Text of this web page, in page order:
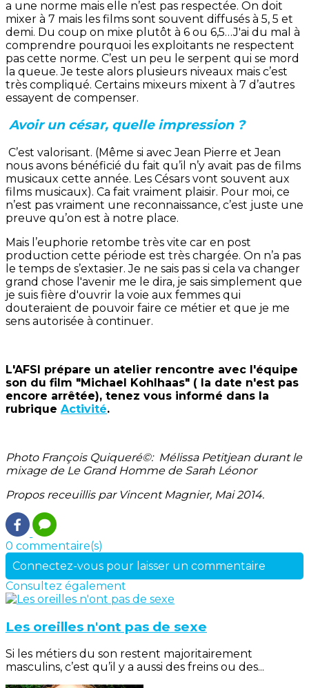
a une norme mais elle n’est pas respectée. On doit
mixer à 7 mais les films sont souvent diffusés à 5, 5 et
demi. Du coup on mixe plutôt à 6 ou 6,5…J'ai du mal à
comprendre pourquoi les exploitants ne respectent
pas cette norme. C’est un peu le serpent qui se mord
la queue. Je teste alors plusieurs niveaux mais c’est
très compliqué. Certains mixeurs mixent à 7 d’autres
essayent de compenser.
Avoir un césar, quelle impression ?
C’est valorisant. (Même si avec Jean Pierre et Jean
nous avons bénéficié du fait qu’il n’y avait pas de films
musicaux cette année. Les Césars vont souvent aux
films musicaux). Ca fait vraiment plaisir. Pour moi, ce
n’est pas vraiment une reconnaissance, c’est juste une
preuve qu’on est à notre place.
Mais l’euphorie retombe très vite car en post
production cette période est très chargée. On n’a pas
le temps de s’extasier. Je ne sais pas si cela va changer
grand chose l'avenir me le dira, je sais simplement que
je suis fière d'ouvrir la voie aux femmes qui
douteraient de pouvoir faire ce métier et que je me
sens autorisée à continuer.
L'AFSI prépare un atelier rencontre avec l'équipe
son du film "Michael Kohlhaas" ( la date n'est pas
encore arrêtée), tenez vous informé dans la
rubrique Activité.
Photo François Quiqueré©: Mélissa Petitjean durant le
mixage de Le Grand Homme de Sarah Léonor
Propos receuillis par Vincent Magnier, Mai 2014.
0 commentaire(s)
Connectez-vous pour laisser un commentaire
Consultez également
Les oreilles n'ont pas de sexe
Si les métiers du son restent majoritairement
masculins, c’est qu’il y a aussi des freins ou des...